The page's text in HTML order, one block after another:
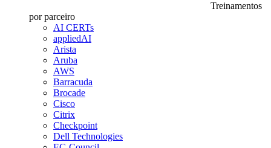
Treinamentos
por parceiro
AI CERTs
appliedAI
Arista
Aruba
AWS
Barracuda
Brocade
Cisco
Citrix
Checkpoint
Dell Technologies